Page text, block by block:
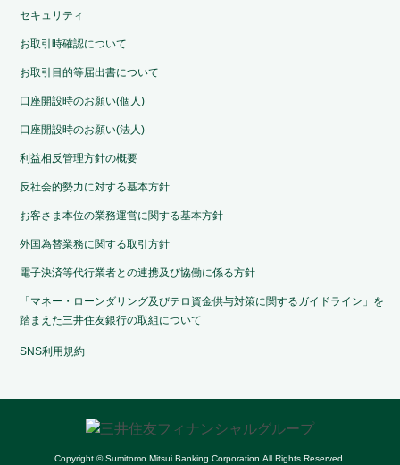
セキュリティ
お取引時確認について
お取引目的等届出書について
口座開設時のお願い(個人)
口座開設時のお願い(法人)
利益相反管理方針の概要
反社会的勢力に対する基本方針
お客さま本位の業務運営に関する基本方針
外国為替業務に関する取引方針
電子決済等代行業者との連携及び協働に係る方針
「マネー・ローンダリング及びテロ資金供与対策に関するガイドライン」を
踏まえた三井住友銀行の取組について
SNS利用規約
Copyright © Sumitomo Mitsui Banking Corporation.All Rights Reserved.